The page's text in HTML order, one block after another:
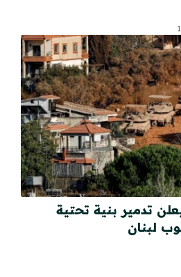
تدمير بنية تحتية
لبنان